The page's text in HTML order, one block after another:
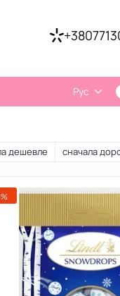
Рус
дешевле сначала